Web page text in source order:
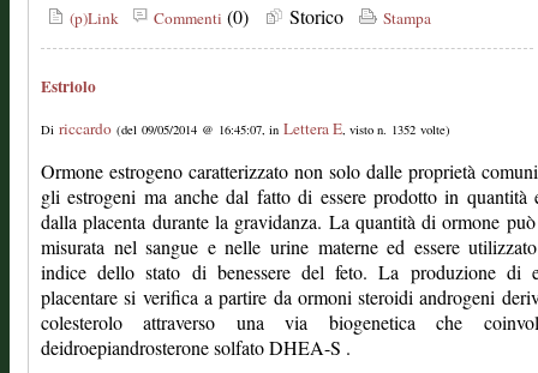
(p)Link Commenti (0) Storico Stampa
Estriolo
Di riccardo (del 09/05/2014 @ 16:45:07, in Lettera E, visto n. 1352 volte)
Ormone estrogeno caratterizzato non solo dalle proprietà
gli estrogeni ma anche dal fatto di essere prodotto in quantità
dalla placenta durante la gravidanza. La quantità di ormone può
misurata nel sangue e nelle urine materne ed essere
indice dello stato di benessere del feto. La produzione di
placentare si verifica a partire da ormoni steroidi androgeni
colesterolo attraverso una via biogenetica che
deidroepiandrosterone solfato DHEA-S .